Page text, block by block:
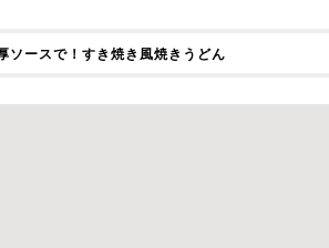
ソースで！すき焼き風焼きうどん